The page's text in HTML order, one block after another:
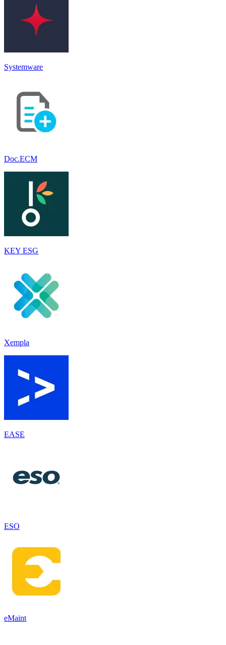
Systemware
Doc.ECM
KEY ESG
Xempla
EASE
ESO
eMaint